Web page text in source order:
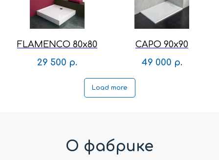
FLAMENCO 80x80
29 500 р.
CAPO 90x90
49 000 р.
Load more
О фабрике